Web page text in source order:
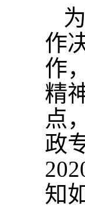
作
作
精
点
政
知